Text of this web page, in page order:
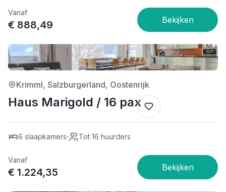
Vanaf
€ 888,49
4/5
Krimml, Salzburgerland, Oostenrijk
Haus Marigold / 16 pax
6 slaapkamers· Tot 16 huurders
Vanaf
€ 1.224,35